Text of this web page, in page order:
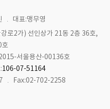
대표:맹무영
로2가) 선인상가 21동 2층 36호,
서울용산-00136호
106-07-51164
Fax:02-702-2258